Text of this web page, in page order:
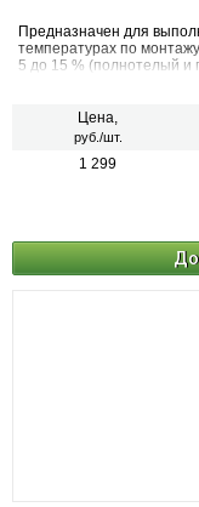
Предназначен для
температурах по
5 до 15 % (полнотелый и
Цена,
руб./шт.
1 299